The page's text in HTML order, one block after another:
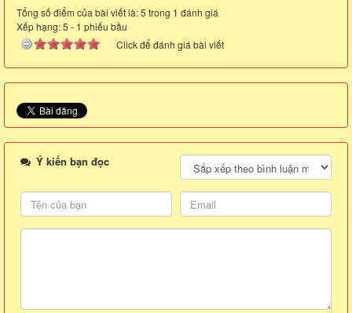
Tổng số điểm của bài viết là: 5 trong 1 đánh giá
Xếp hạng:5 - 1 phiếu bầu
Click để đánh giá bài viết
Ý kiến bạn đọc